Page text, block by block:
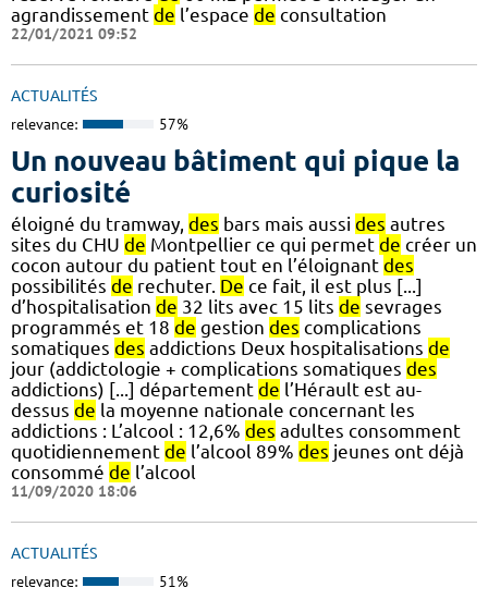
agrandissement de l’espace de consultation
22/01/2021 09:52
ACTUALITÉS
relevance: 57%
Un nouveau bâtiment qui pique la
curiosité
éloigné du tramway, des bars mais aussi des autres
sites du CHU de Montpellier ce qui permet de créer un
cocon autour du patient tout en l’éloignant des
possibilités de rechuter. De ce fait, il est plus [...]
d’hospitalisation de 32 lits avec 15 lits de sevrages
programmés et 18 de gestion des complications
somatiques des addictions Deux hospitalisations de
jour (addictologie + complications somatiques des
addictions) [...] département de l’Hérault est au-
dessus de la moyenne nationale concernant les
addictions : L’alcool : 12,6% des adultes consomment
quotidiennement de l’alcool 89% des jeunes ont déjà
consommé de l’alcool
11/09/2020 18:06
ACTUALITÉS
relevance: 51%